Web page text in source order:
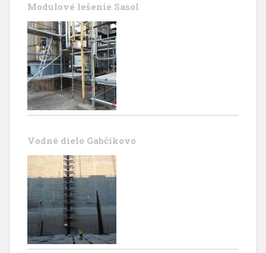
Modulové lešenie Sasol
Vodné dielo Gabčíkovo